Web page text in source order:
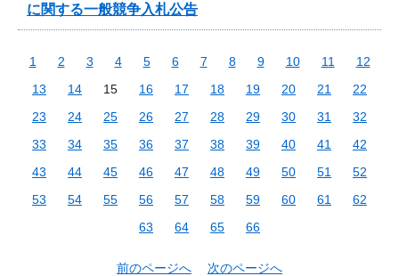
に関する一般競争入札公告
1 2 3 4 5 6 7 8 9 10 11
12
13
14 15 16 17 18 19 20 21
22
23
24 25 26 27 28 29 30 31
32
33
34 35 36 37 38 39 40 41
42
43
44 45 46 47 48 49 50 51
52
53
54 55 56 57 58 59 60 61
62
63
64 65 66
前のページへ 次のページへ